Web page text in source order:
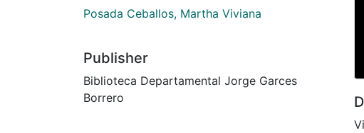
Posada Ceballos, Martha Viviana
Publisher
Biblioteca Departamental Jorge Garces
Borrero